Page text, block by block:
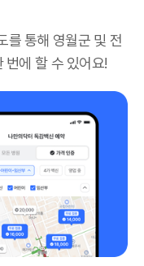
를 통해 영월군 및 전
번에 할 수 있어요!